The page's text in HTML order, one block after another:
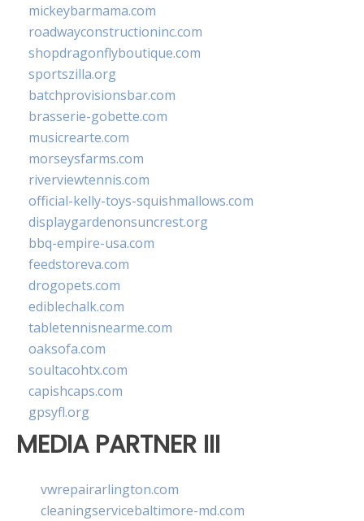
mickeybarmama.com
roadwayconstructioninc.com
shopdragonflyboutique.com
sportszilla.org
batchprovisionsbar.com
brasserie-gobette.com
musicrearte.com
morseysfarms.com
riverviewtennis.com
official-kelly-toys-squishmallows.com
displaygardenonsuncrest.org
bbq-empire-usa.com
feedstoreva.com
drogopets.com
ediblechalk.com
tabletennisnearme.com
oaksofa.com
soultacohtx.com
capishcaps.com
gpsyfl.org
MEDIA PARTNER III
vwrepairarlington.com
cleaningservicebaltimore-md.com